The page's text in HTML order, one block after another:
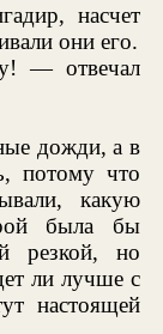
насчет
они его.
— отвечал
дожди, а в
потому что
какую
была бы
резкой, но
ли лучше с
настоящей